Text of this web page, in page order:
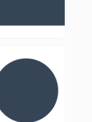
Stephanie
Le Briz